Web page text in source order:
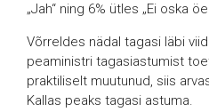
„Jah“ ning 6% ütles „Ei oska
Võrreldes nädal tagasi läbi
peaministri tagasiastumist
praktiliselt muutunud, siis
Kallas peaks tagasi astuma.